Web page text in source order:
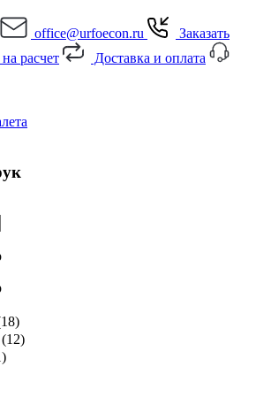
office@urfoecon.ru
Заказать
расчет
Доставка и оплата
18)
12)
)